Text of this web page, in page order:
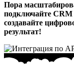
Пора
подключайте CRM
создавайте
результат!